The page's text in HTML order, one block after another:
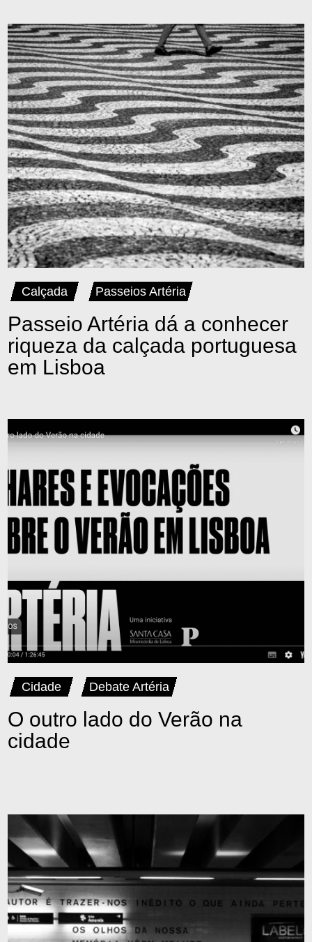
Passeio Artéria dá a conhecer
riqueza da calçada portuguesa
em Lisboa
Calçada Passeios Artéria
O outro lado do Verão na
cidade
Cidade Debate Artéria